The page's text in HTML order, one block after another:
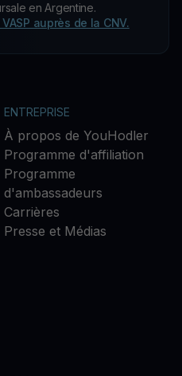
en Argentine.
auprès de la CNV.
ENTREPRISE
À propos de YouHodler
Programme d'affiliation
Programme
d'ambassadeurs
Carrières
Presse et Médias